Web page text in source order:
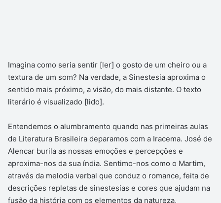
Imagina como seria sentir [ler] o gosto de um cheiro ou a
textura de um som? Na verdade, a Sinestesia aproxima o
sentido mais próximo, a visão, do mais distante. O texto
literário é visualizado [lido].
Entendemos o alumbramento quando nas primeiras aulas
de Literatura Brasileira deparamos com a Iracema. José de
Alencar burila as nossas emoções e percepções e
aproxima-nos da sua índia. Sentimo-nos como o Martim,
através da melodia verbal que conduz o romance, feita de
descrições repletas de sinestesias e cores que ajudam na
fusão da história com os elementos da natureza,